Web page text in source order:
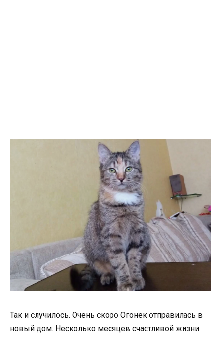
Так и случилось. Очень скоро Огонек отправилась в
новый дом. Несколько месяцев счастливой жизни